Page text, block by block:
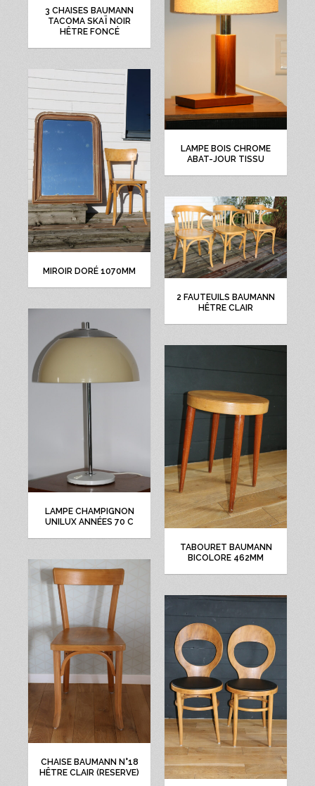
3 CHAISES BAUMANN
TACOMA SKAÏ NOIR
HÊTRE FONCÉ
LAMPE BOIS CHROME
ABAT-JOUR TISSU
MIROIR DORÉ 1070MM
2 FAUTEUILS BAUMANN
HÊTRE CLAIR
LAMPE CHAMPIGNON
UNILUX ANNÉES 70 C
TABOURET BAUMANN
BICOLORE 462MM
CHAISE BAUMANN N°18
HÊTRE CLAIR (RESERVE)